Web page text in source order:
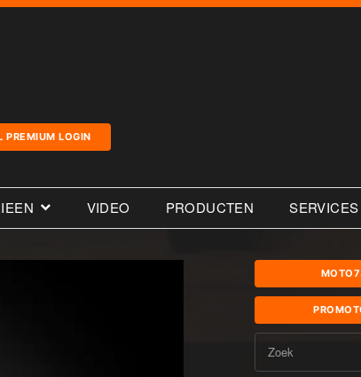
PREMIUM LOGIN
VIDEO PRODUCTEN SERVICES
Zoek